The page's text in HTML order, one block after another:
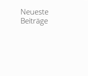
Neueste
Beiträge